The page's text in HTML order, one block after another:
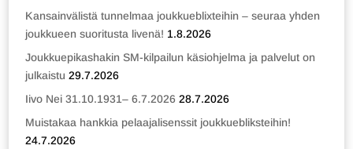
Kansainvälistä tunnelmaa joukkueblixteihin – seuraa yhden
joukkueen suoritusta livenä! 1.8.2026
Joukkuepikashakin SM-kilpailun käsiohjelma ja palvelut on
julkaistu 29.7.2026
Iivo Nei 31.10.1931– 6.7.2026 28.7.2026
Muistakaa hankkia pelaajalisenssit joukkuebliksteihin!
24.7.2026